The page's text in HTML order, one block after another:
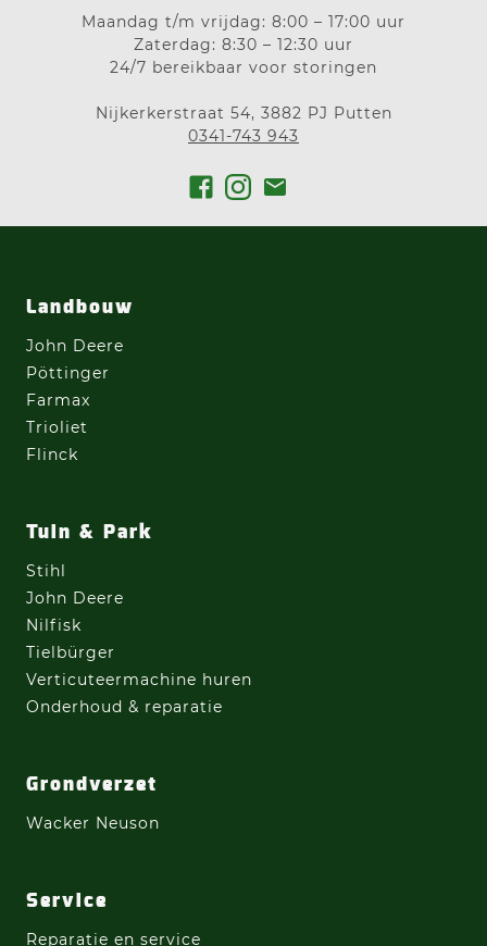
Maandag t/m vrijdag: 8:00 – 17:00 uur
Zaterdag: 8:30 – 12:30 uur
24/7 bereikbaar voor storingen
Nijkerkerstraat 54, 3882 PJ Putten
0341-743 943
Landbouw
John Deere
Pöttinger
Farmax
Trioliet
Flinck
Tuin & Park
Stihl
John Deere
Nilfisk
Tielbürger
Verticuteermachine huren
Onderhoud & reparatie
Grondverzet
Wacker Neuson
Service
Reparatie en service